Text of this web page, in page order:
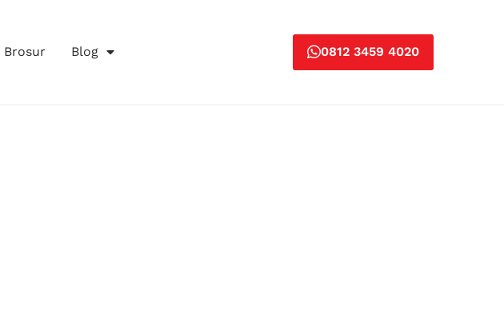
Brosur Blog 0812 3459 4020